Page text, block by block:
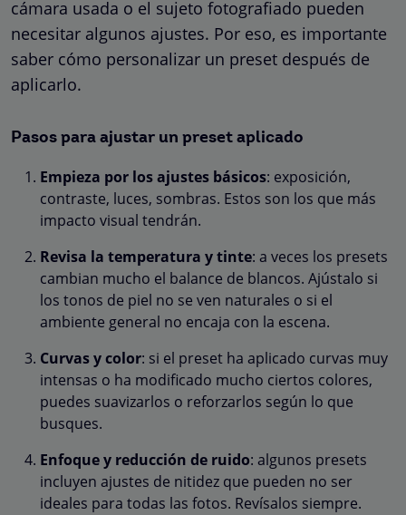
cámara usada o el sujeto fotografiado pueden
necesitar algunos ajustes. Por eso, es importante
saber cómo personalizar un preset después de
aplicarlo.
Pasos para ajustar un preset aplicado
Empieza por los ajustes básicos: exposición,
contraste, luces, sombras. Estos son los que más
impacto visual tendrán.
Revisa la temperatura y tinte: a veces los presets
cambian mucho el balance de blancos. Ajústalo si
los tonos de piel no se ven naturales o si el
ambiente general no encaja con la escena.
Curvas y color: si el preset ha aplicado curvas muy
intensas o ha modificado mucho ciertos colores,
puedes suavizarlos o reforzarlos según lo que
busques.
Enfoque y reducción de ruido: algunos presets
incluyen ajustes de nitidez que pueden no ser
ideales para todas las fotos. Revísalos siempre.